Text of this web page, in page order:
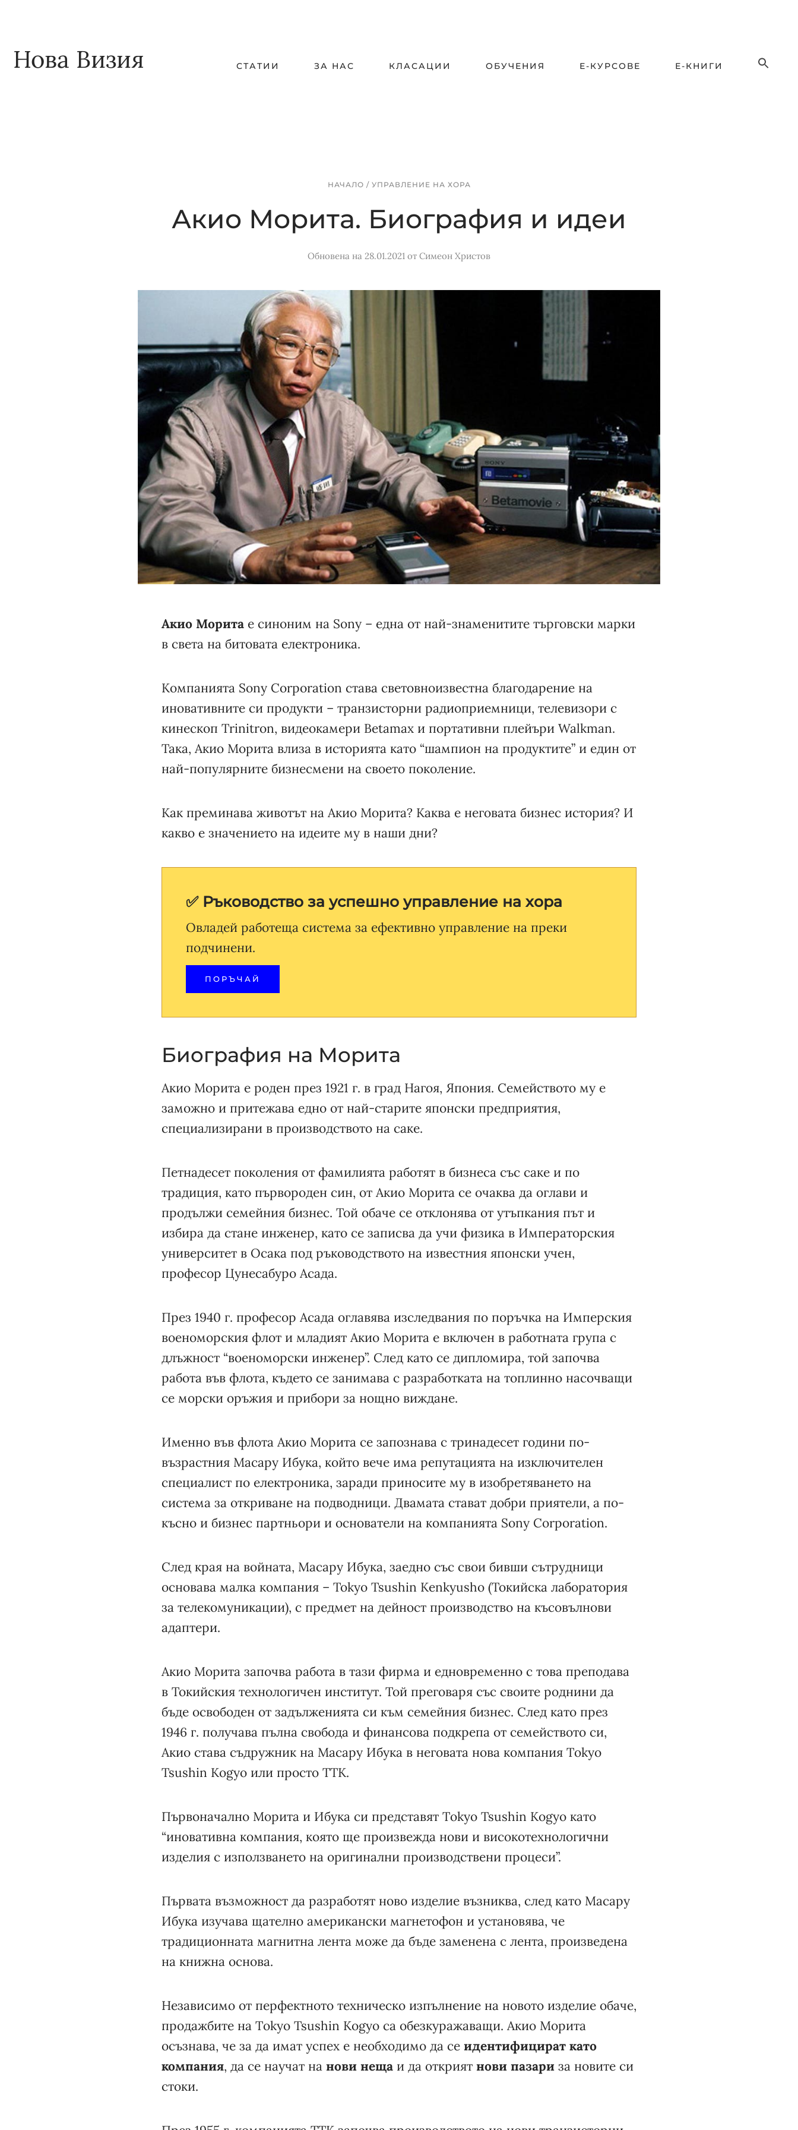
main
content
footer
Нова Визия СТАТИИ ЗА НАС КЛАСАЦИИ ОБУЧЕНИЯ Е-КУРСОВЕ Е-КНИГИ
НАЧАЛО / УПРАВЛЕНИЕ НА ХОРА
Акио Морита. Биография и идеи
Обновена на 28.01.2021 от Симеон Христов
Акио Морита е синоним на Sonу – една от най-знаменитите търговски марки
в света на битовата електроника.
Компанията Sony Corporation става световноизвестна благодарение на
иновативните си продукти – транзисторни радиоприемници, телевизори с
кинескоп Trinitron, видеокамери Betamax и портативни плейъри Walkman.
Така, Акио Морита влиза в историята като “шампион на продуктите” и един от
най-популярните бизнесмени на своето поколение.
Как преминава животът на Акио Морита? Каква е неговата бизнес история? И
какво е значението на идеите му в наши дни?
✅ Ръководство за успешно управление на хора
Овладей работеща система за ефективно управление на преки
подчинени.
ПОРЪЧАЙ
Биография на Морита
Акио Морита е роден през 1921 г. в град Нагоя, Япония. Семейството му е
заможно и притежава едно от най-старите японски предприятия,
специализирани в производството на саке.
Петнадесет поколения от фамилията работят в бизнеса със саке и по
традиция, като първороден син, от Акио Морита се очаква да оглави и
продължи семейния бизнес. Той обаче се отклонява от утъпкания път и
избира да стане инженер, като се записва да учи физика в Императорския
университет в Осака под ръководството на известния японски учен,
професор Цунесабуро Асада.
През 1940 г. професор Асада оглавява изследвания по поръчка на Имперския
военоморския флот и младият Акио Морита е включен в работната група с
длъжност “военоморски инженер”. След като се дипломира, той започва
работа във флота, където се занимава с разработката на топлинно насочващи
се морски оръжия и прибори за нощно виждане.
Именно във флота Акио Морита се запознава с тринадесет години по-
възрастния Масару Ибука, който вече има репутацията на изключителен
специалист по електроника, заради приносите му в изобретяването на
система за откриване на подводници. Двамата стават добри приятели, а по-
късно и бизнес партньори и основатели на компанията Sony Corporation.
След края на войната, Масару Ибука, заедно със свои бивши сътрудници
основава малка компания – Tokyo Tsushin Kenkyusho (Токийска лаборатория
за телекомуникации), с предмет на дейност производство на късовълнови
адаптери.
Акио Морита започва работа в тази фирма и едновременно с това преподава
в Токийския технологичен институт. Той преговаря със своите роднини да
бъде освободен от задълженията си към семейния бизнес. След като през
1946 г. получава пълна свобода и финансова подкрепа от семейството си,
Акио става съдружник на Масaру Ибука в неговата нова компания Тokyo
Tsushin Kogyo или просто ТТК.
Първоначално Морита и Ибука си представят Тokyo Tsushin Kogyo като
“иновативна компания, която ще произвежда нови и високотехнологични
изделия с използването на оригинални производствени процеси”.
Първата възможност да разработят ново изделие възниква, след като Масару
Ибука изучава щателно американски магнетофон и установява, че
традиционната магнитна лента може да бъде заменена с лента, произведена
на книжна основа.
Независимо от перфектното техническо изпълнение на новото изделие обаче,
продажбите на Тokyo Tsushin Kogyo са обезкуражаващи. Акио Морита
осъзнава, че за да имат успех е необходимо да се идентифицират като
компания, да се научат на нови неща и да открият нови пазари за новите си
стоки.